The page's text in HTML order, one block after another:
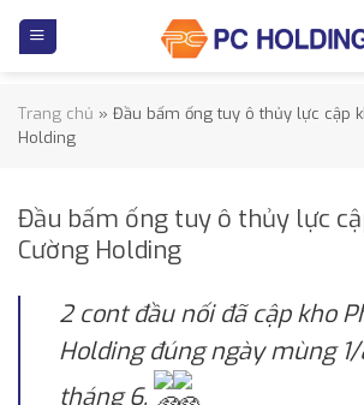
Trang chủ » Đầu bấm ống tuy ô thủy lực cập
Holding
Đầu bấm ống tuy ô thủy lực
Cường Holding
2 cont đầu nối đã cập kho
Holding đúng ngày mùng
tháng 6.